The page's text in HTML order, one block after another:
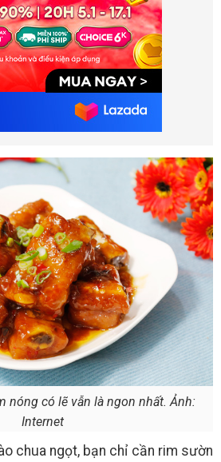
nóng có lẽ vẫn là ngon nhất. Ảnh:
Internet
chua ngọt, bạn chỉ cần rim sườn